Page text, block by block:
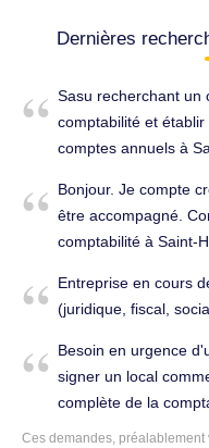
Dernières
Sasu recherchant un
comptabilité et
comptes annuels à
Bonjour. Je compte
être accompagné.
comptabilité à Saint-
Entreprise en cours
(juridique, fiscal,
Besoin en urgence
signer un local
complète de la
Ces demandes,